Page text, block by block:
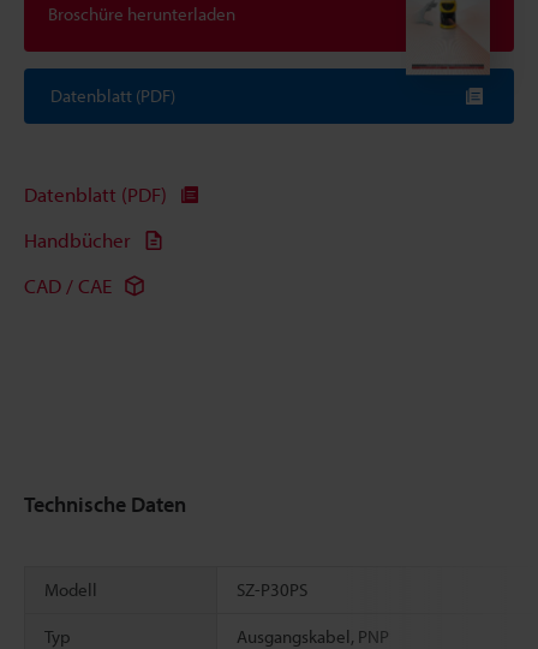
Broschüre herunterladen
Datenblatt (PDF)
Datenblatt (PDF)
Handbücher
CAD / CAE
Technische Daten
Modell SZ-P30PS
Typ Ausgangskabel, PNP